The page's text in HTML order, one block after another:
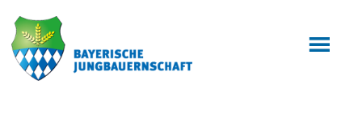
Inhalt
springen
Fußzeile
springen